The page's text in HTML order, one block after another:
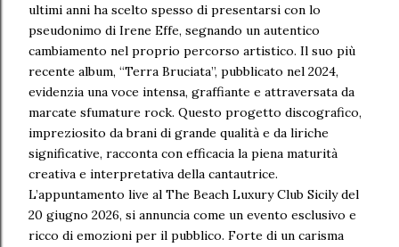
ultimi anni ha scelto spesso di presentarsi con lo
pseudonimo di Irene Effe, segnando un autentico
cambiamento nel proprio percorso artistico. Il suo più
recente album, “Terra Bruciata”, pubblicato nel 2024,
evidenzia una voce intensa, graffiante e attraversata da
marcate sfumature rock. Questo progetto discografico,
impreziosito da brani di grande qualità e da liriche
significative, racconta con efficacia la piena maturità
creativa e interpretativa della cantautrice.
L’appuntamento live al The Beach Luxury Club Sicily del
20 giugno 2026, si annuncia come un evento esclusivo e
ricco di emozioni per il pubblico. Forte di un carisma